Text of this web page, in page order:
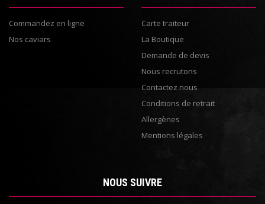
Commandez en ligne
Nos caviars
Carte traiteur
La Boutique
Demande de devis
Nous recrutons
Contactez nous
Conditions de retrait
Allergènes
Mentions légales
NOUS SUIVRE